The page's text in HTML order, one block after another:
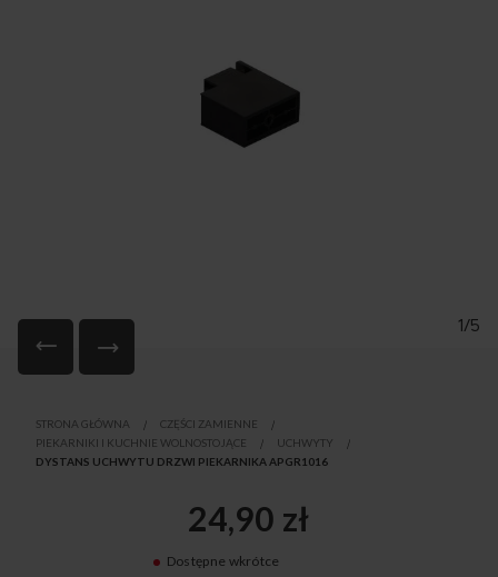
1/5
początek
galerii
STRONA GŁÓWNA
CZĘŚCI ZAMIENNE
PIEKARNIKI I KUCHNIE WOLNOSTOJĄCE
UCHWYTY
DYSTANS UCHWYTU DRZWI PIEKARNIKA APGR1016
24,90 zł
Dostępne wkrótce